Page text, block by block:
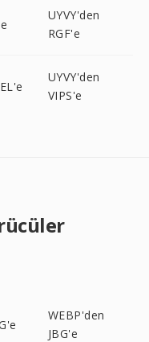
UYVY'den
RGF'e
UYVY'den
VIPS'e
WEBP'den
JBG'e